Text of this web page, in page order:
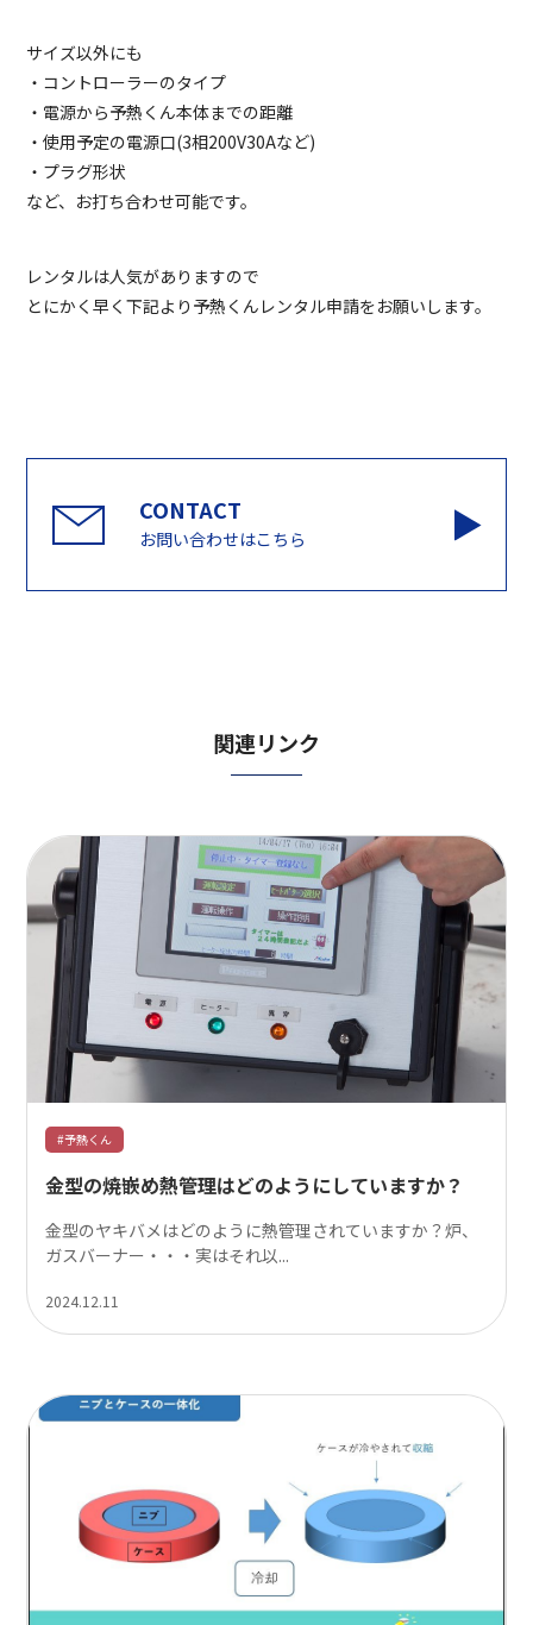
サイズ以外にも
・コントローラーのタイプ
・電源から予熱くん本体までの距離
・使用予定の電源口(3相200V30Aなど)
・プラグ形状
など、お打ち合わせ可能です。
レンタルは人気がありますので
とにかく早く下記より予熱くんレンタル申請をお願いします。
お問い合わせはこちら
関連リンク
2024.12.11
#予熱くん
金型の焼嵌め熱管理はどのようにしていますか？
金型のヤキバメはどのように熱管理されていますか？炉、
ガスバーナー・・・実はそれ以...